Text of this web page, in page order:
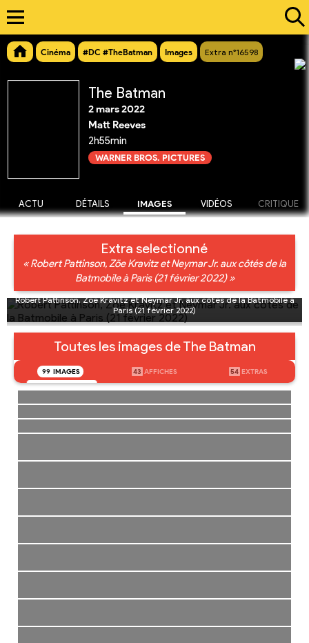
Cinéma #DC #TheBatman Images Extra n°16598
The Batman
2 mars 2022
Matt Reeves
2h55min
WARNER BROS. PICTURES
ACTU DÉTAILS IMAGES VIDÉOS CRITIQUE
Extra selectionné
« Robert Pattinson, Zöe Kravitz et Neymar Jr. aux côtés de la
Batmobile à Paris (21 février 2022) »
Robert Pattinson, Zöe Kravitz et Neymar Jr. aux côtés de la Batmobile à
Paris (21 février 2022)
Toutes les images de The Batman
99 IMAGES 43 AFFICHES 54 EXTRAS